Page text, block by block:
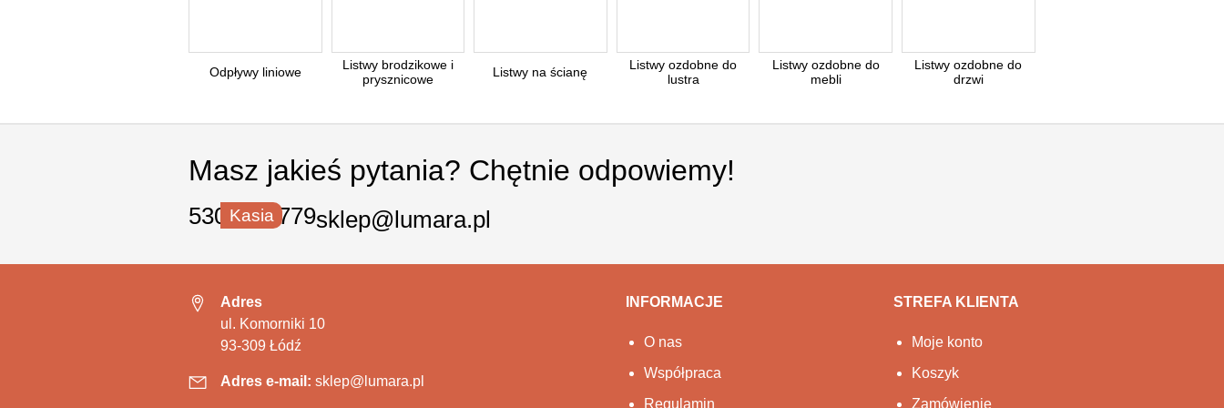
Odpływy liniowe
Listwy brodzikowe i
prysznicowe
Listwy na ścianę
Listwy ozdobne do
lustra
Listwy ozdobne do
mebli
Listwy ozdobne do
drzwi
Masz jakieś pytania? Chętnie odpowiemy!
Kasia
530 550 779sklep@lumara.pl
Adres
ul. Komorniki 10
93-309 Łódź
Adres e-mail: sklep@lumara.pl
INFORMACJE
O nas
Współpraca
Regulamin
STREFA KLIENTA
Moje konto
Koszyk
Zamówienie